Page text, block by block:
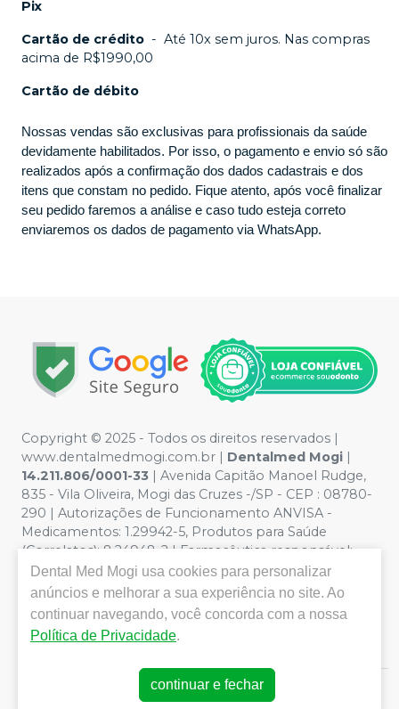
Pix
Cartão de crédito - Até 10x sem juros. Nas compras
acima de R$1990,00
Cartão de débito
Nossas vendas são exclusivas para profissionais da saúde
devidamente habilitados. Por isso, o pagamento e envio só são
realizados após a confirmação dos dados cadastrais e dos
itens que constam no pedido. Fique atento, após você finalizar
seu pedido faremos a análise e caso tudo esteja correto
enviaremos os dados de pagamento via WhatsApp.
Copyright © 2025 - Todos os direitos reservados |
www.dentalmedmogi.com.br | Dentalmed Mogi |
14.211.806/0001-33 | Avenida Capitão Manoel Rudge,
835 - Vila Oliveira, Mogi das Cruzes -/SP - CEP : 08780-
290 | Autorizações de Funcionamento ANVISA -
Medicamentos: 1.29942-5, Produtos para Saúde
(Correlatos): 8.24948-2 | Farmacêutica responsável:
Paulo Augusto Vilela Rodrigues - CRF/SP nº 56.684 |
Política de Privacidade e Segurança - Fotos meramente
ilustrativas - Os preços e condições da loja virtual estão
sujeitos a alterações. Em caso de divergência de preços
no site, o valor válido é o do Carrinho de Compra.
E-commerce produzido por Sou Odonto Ecommerce
Dental Med Mogi usa cookies para personalizar
anúncios e melhorar a sua experiência no site. Ao
continuar navegando, você concorda com a nossa
Política de Privacidade.
continuar e fechar